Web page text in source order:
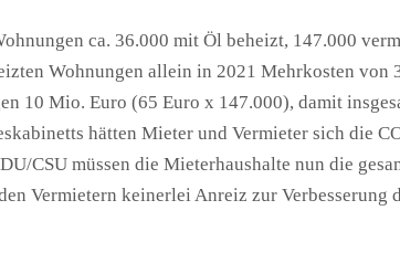
ca. 36.000 mit Öl beheizt, 147.000
Wohnungen allein in 2021 Mehrkosten von
10 Mio. Euro (65 Euro x 147.000), damit
hätten Mieter und Vermieter sich die
CSU müssen die Mieterhaushalte nun die
Vermietern keinerlei Anreiz zur Verbesserung